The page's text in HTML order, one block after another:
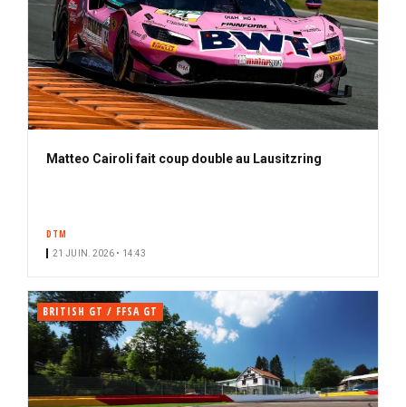
Matteo Cairoli fait coup double au Lausitzring
DTM
21 JUIN. 2026 • 14:43
BRITISH GT / FFSA GT